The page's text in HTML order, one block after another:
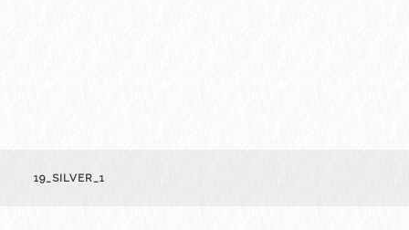
19_SILVER_1